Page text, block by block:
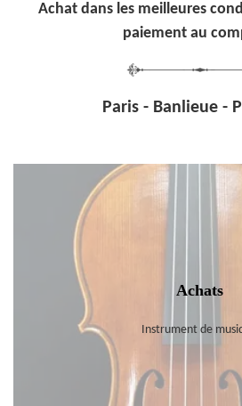
Achat dans les meilleures
paiement au
Paris - Banlieue -
Achats
Instrument de